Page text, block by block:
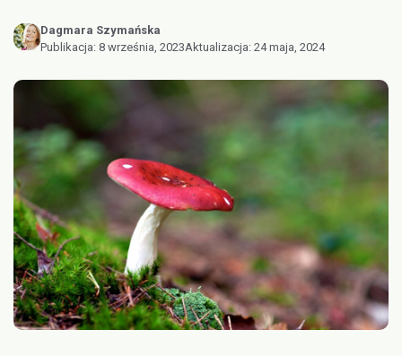
Dagmara Szymańska
Publikacja: 8 września, 2023Aktualizacja: 24 maja, 2024